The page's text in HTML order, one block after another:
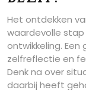
Het ontdekken
waardevolle stap
ontwikkeling.
zelfreflectie en
Denk na over
daarbij heeft